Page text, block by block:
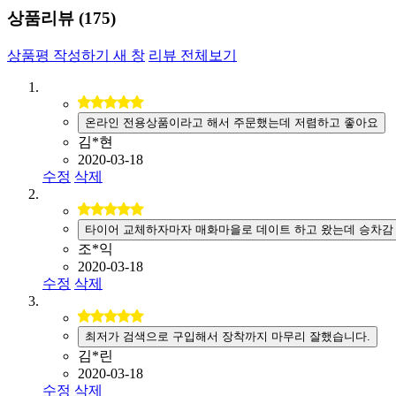
상품리뷰 (175)
상품평 작성하기 새 창 리뷰 전체보기
온라인 전용상품이라고 해서 주문했는데 저렴하고 좋아요
김*현
2020-03-18
수정 삭제
타이어 교체하자마자 매화마을로 데이트 하고 왔는데 승차
조*익
2020-03-18
수정 삭제
최저가 검색으로 구입해서 장착까지 마무리 잘했습니다.
김*린
2020-03-18
수정 삭제